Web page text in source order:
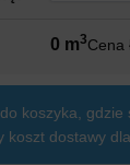
0 m3Cena
koszyka, gdzie
koszt dostawy